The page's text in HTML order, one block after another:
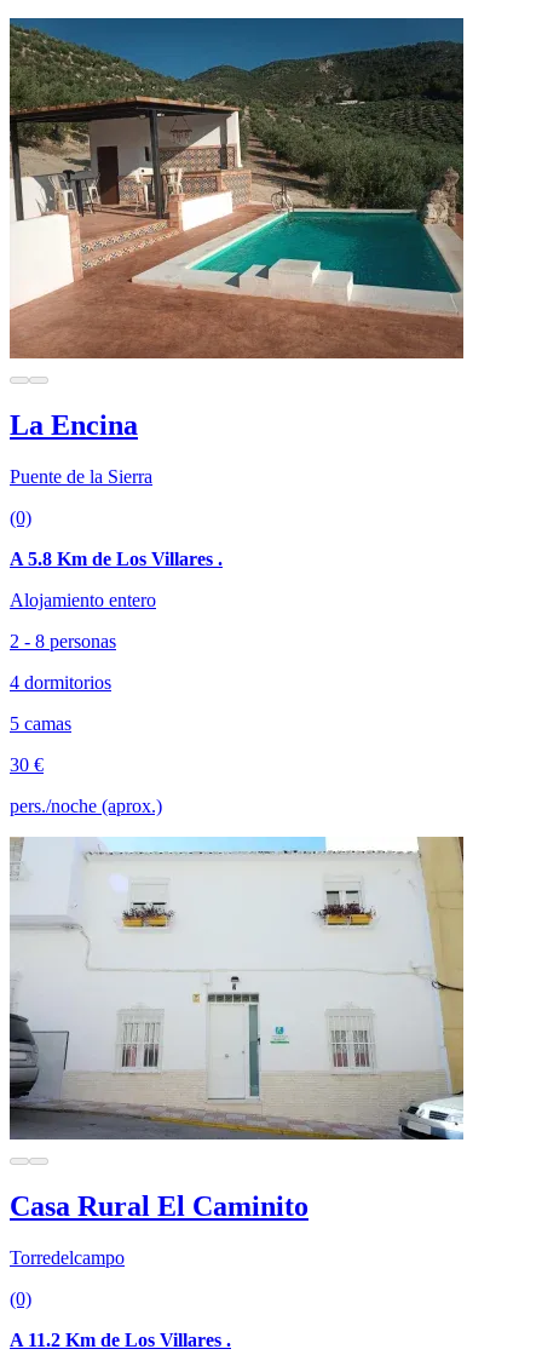
La Encina
Puente de la Sierra
(0)
A 5.8 Km de Los Villares .
Alojamiento entero
2 - 8 personas
4 dormitorios
5 camas
30 €
pers./noche (aprox.)
Casa Rural El Caminito
Torredelcampo
(0)
A 11.2 Km de Los Villares .